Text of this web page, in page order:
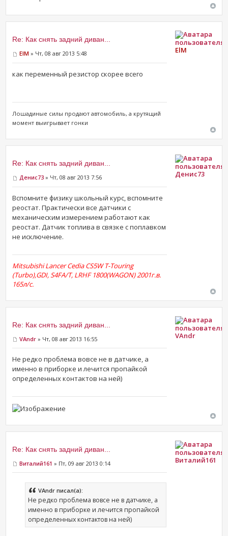
Re: Как снять задний диван...
ElM » Чт, 08 авг 2013 5:48
как переменный резистор скорее всего
Лошадиные силы продают ​автомобиль, а крутящий
момент выигрывает гонки
ElM
Re: Как снять задний диван...
Денис73 » Чт, 08 авг 2013 7:56
Вспомните физику школьный курс, вспомните
реостат. Практически все датчики с
механическим измерением работают как
реостат. Датчик топлива в связке с поплавком
не исключение.
Mitsubishi Lancer Cedia CS5W T-Touring
(Turbo),GDI, S4FA/T, LRHF 1800(WAGON) 2001г.в.
165л/с.
Денис73
Re: Как снять задний диван...
VAndr » Чт, 08 авг 2013 16:55
Не редко проблема вовсе не в датчике, а
именно в приборке и лечится пропайкой
определенных контактов на ней)
VAndr
Re: Как снять задний диван...
Виталий161 » Пт, 09 авг 2013 0:14
VAndr писал(а):
Не редко проблема вовсе не в датчике, а
именно в приборке и лечится пропайкой
определенных контактов на ней)
Виталий161